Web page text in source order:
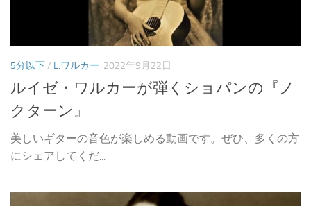
5分以下/ L.ワルカー 2022年9月22日
ルイゼ・ワルカーが弾くショパンの『ノ
クターン』
美しいギターの音色が楽しめる動画です。ぜひ、多くの方
にシェアしてくだ...